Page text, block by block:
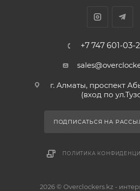
+7 747 601-03-
г. Алматы, проспект
(вход по
ПОДПИСАТЬСЯ НА
ПОЛИТИКА
2026 © Overclockers.kz -